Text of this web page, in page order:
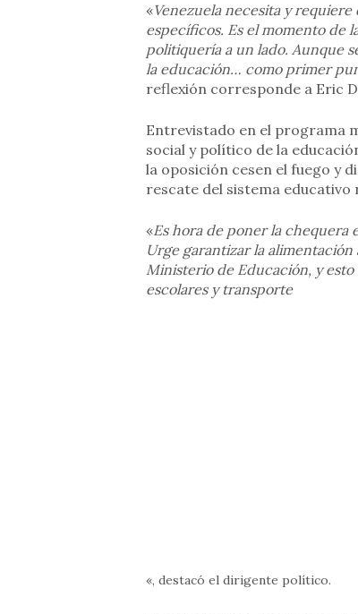
«Venezuela necesita y
específicos. Es el momento de
politiquería a un lado. Aunque
la educación… como primer
reflexión corresponde a Eric
Entrevistado en el programa
social y político de la
la oposición cesen el fuego y
rescate del sistema educativo
«Es hora de poner la chequera
Urge garantizar la
Ministerio de Educación, y
escolares y transporte
«, destacó el dirigente político.